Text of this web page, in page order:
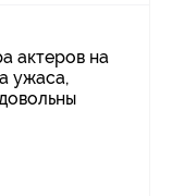
актеров на
ужаса,